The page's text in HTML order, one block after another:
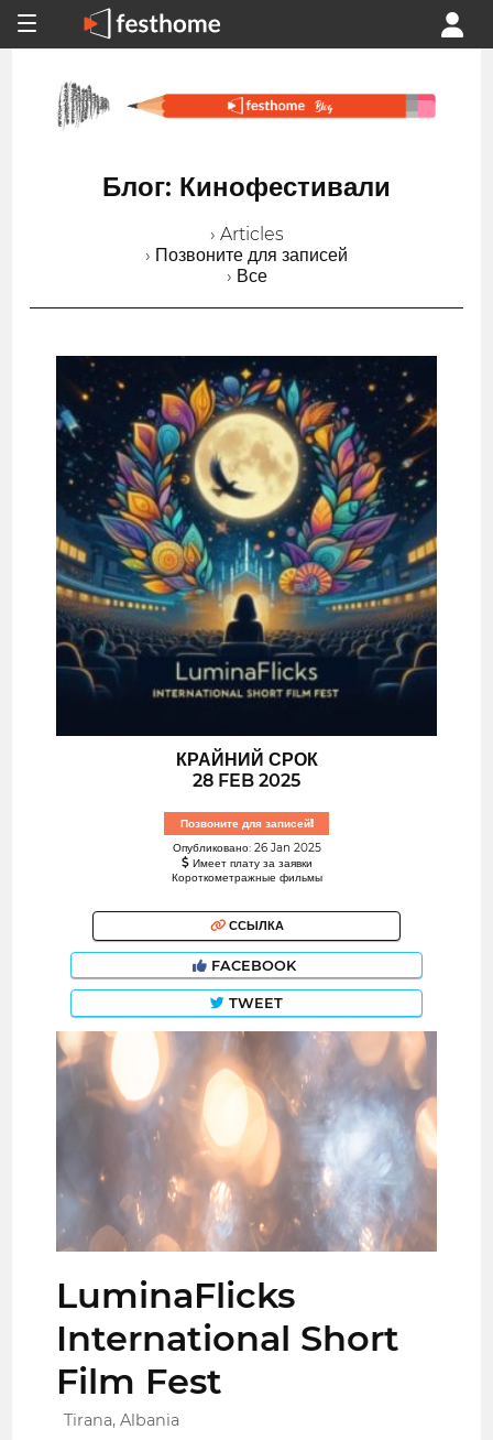
Блог: Кинофестивали
› Articles
› Позвоните для записей
› Все
КРАЙНИЙ СРОК
28 FEB 2025
Позвоните для записей!
Опубликовано: 26 Jan 2025
Имеет плату за заявки
Короткометражные фильмы
ССЫЛКА
FACEBOOK
TWEET
LuminaFlicks
International Short
Film Fest
Tirana, Albania